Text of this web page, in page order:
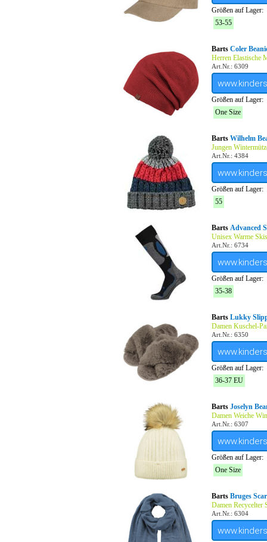
Größen auf Lager:
53-55
Barts Coler
Herren Elastische
Art.Nr.: 6309
Größen auf Lager:
One Size
Barts Wilhelm
Jungen
Art.Nr.: 4384
Größen auf Lager:
55
Barts Advanced
Unisex Warme
Art.Nr.: 6734
Größen auf Lager:
35-38
Barts Lukky
Damen Kuschel-
Art.Nr.: 6350
Größen auf Lager:
36-37 EU
Barts Joselyn
Damen Weiche
Art.Nr.: 6307
Größen auf Lager:
One Size
Barts Bruges
Damen Recycelter
Art.Nr.: 6304